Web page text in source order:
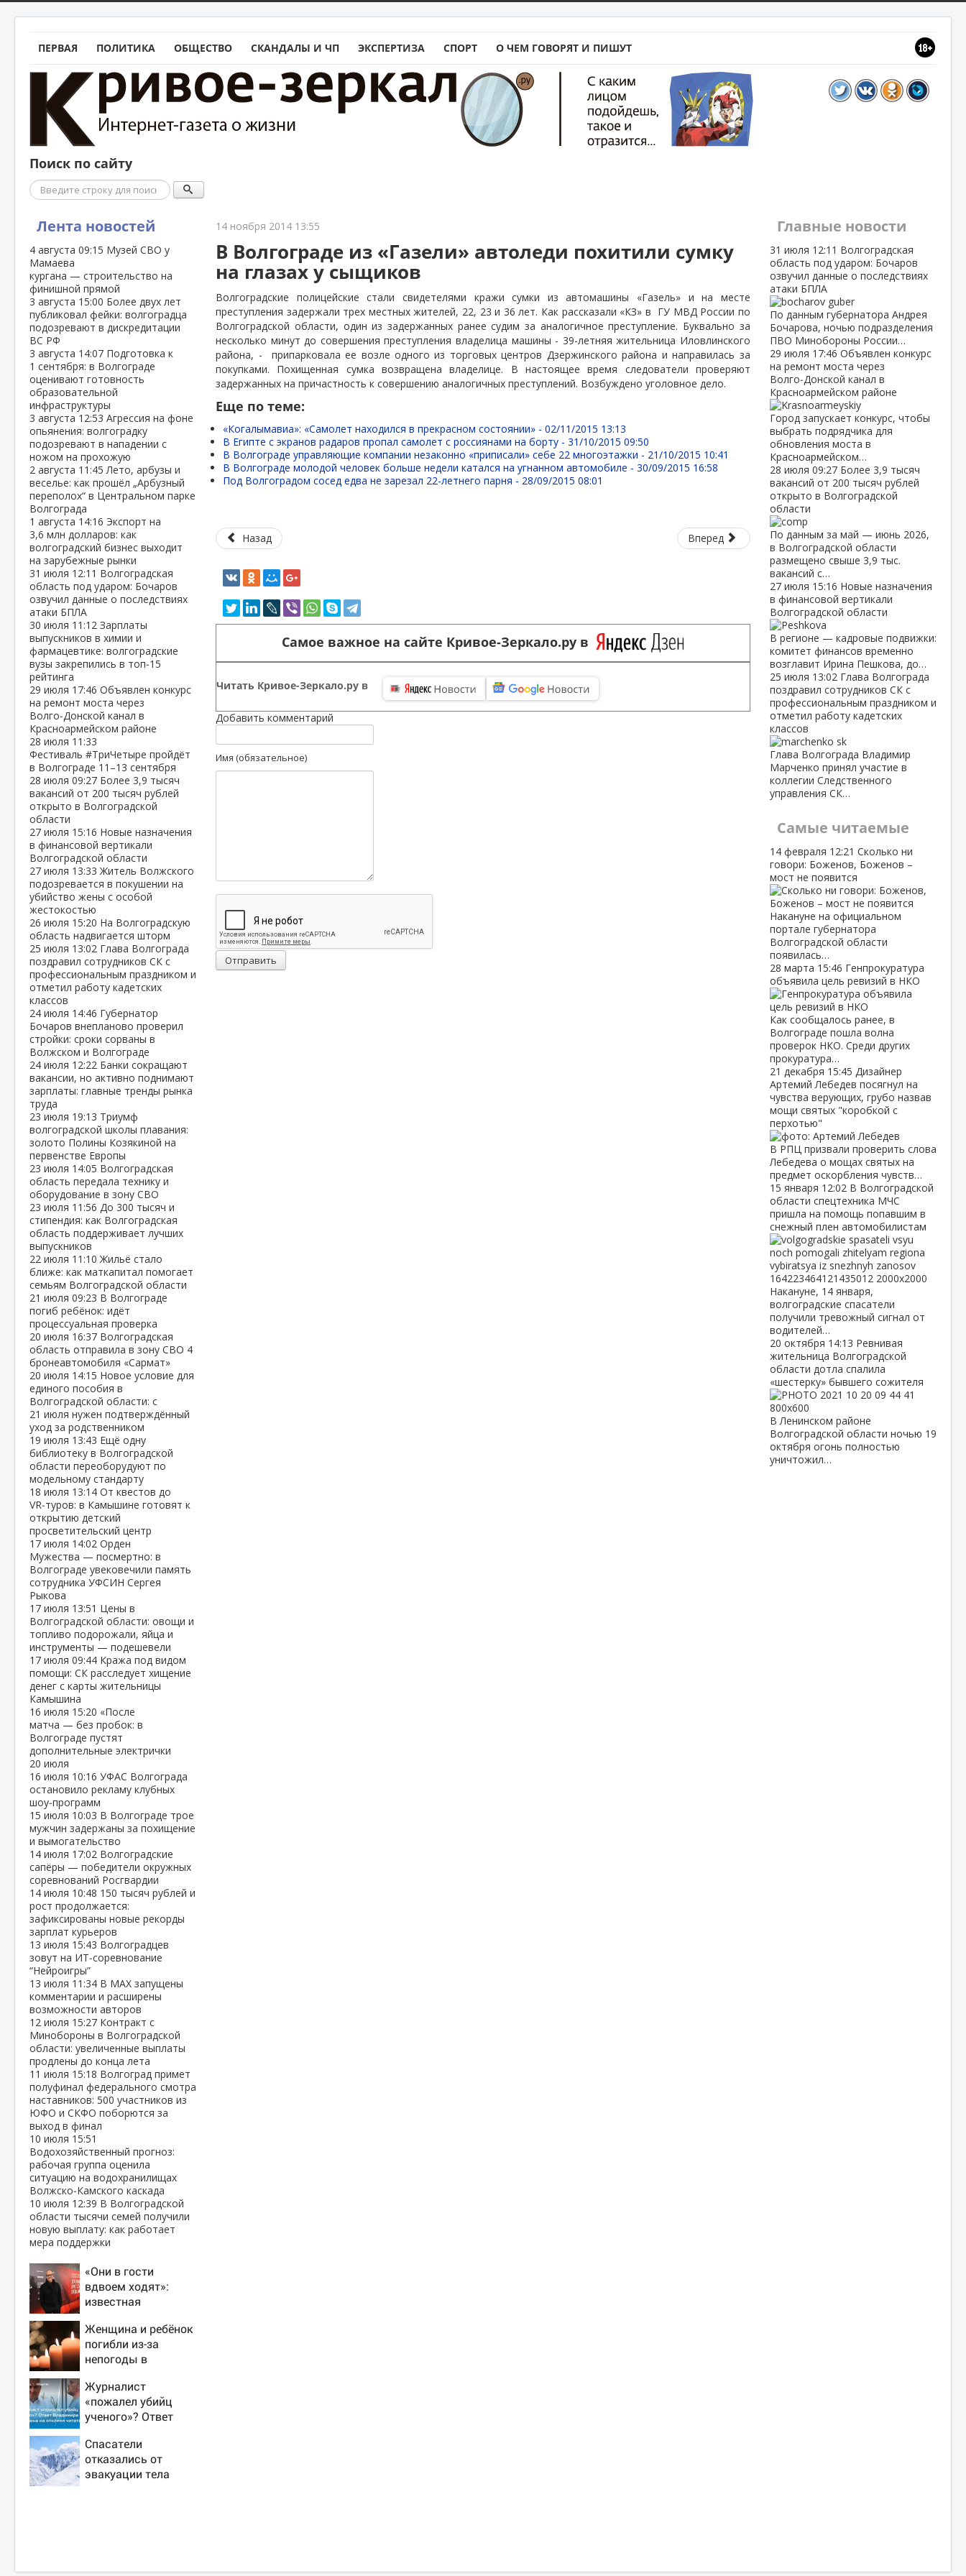
ПЕРВАЯ ПОЛИТИКА ОБЩЕСТВО СКАНДАЛЫ И ЧП ЭКСПЕРТИЗА СПОРТ О ЧЕМ ГОВОРЯТ И ПИШУТ
Поиск по сайту
Поиск
Лента новостей
4 августа 09:15 Музей СВО у
Мамаева
кургана — строительство на
финишной прямой
3 августа 15:00 Более двух лет
публиковал фейки: волгоградца
подозревают в дискредитации
ВС РФ
3 августа 14:07 Подготовка к
1 сентября: в Волгограде
оценивают готовность
образовательной
инфраструктуры
3 августа 12:53 Агрессия на фоне
опьянения: волгоградку
подозревают в нападении с
ножом на прохожую
2 августа 11:45Лето, арбузы и
веселье: как прошёл „Арбузный
переполох“ в Центральном парке
Волгограда
1 августа 14:16 Экспорт на
3,6 млн долларов: как
волгоградский бизнес выходит
на зарубежные рынки
31 июля 12:11 Волгоградская
область под ударом: Бочаров
озвучил данные о последствиях
атаки БПЛА
30 июля 11:12 Зарплаты
выпускников в химии и
фармацевтике: волгоградские
вузы закрепились в топ‑15
рейтинга
29 июля 17:46 Объявлен конкурс
на ремонт моста через
Волго‑Донской канал в
Красноармейском районе
28 июля 11:33
Фестиваль #ТриЧетыре пройдёт
в Волгограде 11–13 сентября
28 июля 09:27 Более 3,9 тысяч
вакансий от 200 тысяч рублей
открыто в Волгоградской
области
27 июля 15:16 Новые назначения
в финансовой вертикали
Волгоградской области
27 июля 13:33Житель Волжского
подозревается в покушении на
убийство жены с особой
жестокостью
26 июля 15:20 На Волгоградскую
область надвигается шторм
25 июля 13:02 Глава Волгограда
поздравил сотрудников СК с
профессиональным праздником и
отметил работу кадетских
классов
24 июля 14:46 Губернатор
Бочаров внепланово проверил
стройки: сроки сорваны в
Волжском и Волгограде
24 июля 12:22 Банки сокращают
вакансии, но активно поднимают
зарплаты: главные тренды рынка
труда
23 июля 19:13 Триумф
волгоградской школы плавания:
золото Полины Козякиной на
первенстве Европы
23 июля 14:05 Волгоградская
область передала технику и
оборудование в зону СВО
23 июля 11:56 До 300 тысяч и
стипендия: как Волгоградская
область поддерживает лучших
выпускников
22 июля 11:10Жильё стало
ближе: как маткапитал помогает
семьям Волгоградской области
21 июля 09:23 В Волгограде
погиб ребёнок: идёт
процессуальная проверка
20 июля 16:37 Волгоградская
область отправила в зону СВО 4
бронеавтомобиля «Сармат»
20 июля 14:15 Новое условие для
единого пособия в
Волгоградской области: с
21 июля нужен подтверждённый
уход за родственником
19 июля 13:43 Ещё одну
библиотеку в Волгоградской
области переоборудуют по
модельному стандарту
18 июля 13:14 От квестов до
VR‑туров: в Камышине готовят к
открытию детский
просветительский центр
17 июля 14:02 Орден
Мужества — посмертно: в
Волгограде увековечили память
сотрудника УФСИН Сергея
Рыкова
17 июля 13:51 Цены в
Волгоградской области: овощи и
топливо подорожали, яйца и
инструменты — подешевели
17 июля 09:44 Кража под видом
помощи: СК расследует хищение
денег с карты жительницы
Камышина
16 июля 15:20 «После
матча — без пробок: в
Волгограде пустят
дополнительные электрички
20 июля
16 июля 10:16 УФАС Волгограда
остановило рекламу клубных
шоу‑программ
15 июля 10:03 В Волгограде трое
мужчин задержаны за похищение
и вымогательство
14 июля 17:02 Волгоградские
сапёры — победители окружных
соревнований Росгвардии
14 июля 10:48 150 тысяч рублей и
рост продолжается:
зафиксированы новые рекорды
зарплат курьеров
13 июля 15:43 Волгоградцев
зовут на ИТ‑соревнование
“Нейроигры”
13 июля 11:34 В МАХ запущены
комментарии и расширены
возможности авторов
12 июля 15:27 Контракт с
Минобороны в Волгоградской
области: увеличенные выплаты
продлены до конца лета
11 июля 15:18 Волгоград примет
полуфинал федерального смотра
наставников: 500 участников из
ЮФО и СКФО поборются за
выход в финал
10 июля 15:51
Водохозяйственный прогноз:
рабочая группа оценила
ситуацию на водохранилищах
Волжско‑Камского каскада
10 июля 12:39 В Волгоградской
области тысячи семей получили
новую выплату: как работает
мера поддержки
«Они в гости
вдвоем ходят»:
известная
подтвердила роман
Бондарчука и
Исаковой
Женщина и ребёнок
погибли из-за
непогоды в
Журналист
«пожалел убийц
ученого»? Ответ
Ворсобина на
отклики читателей
Спасатели
отказались от
эвакуации тела
14 ноября 2014 13:55
В Волгограде из «Газели» автоледи похитили сумку
на глазах у сыщиков
Волгоградские полицейские стали свидетелями кражи сумки из автомашины «Газель» и на месте
преступления задержали трех местных жителей, 22, 23 и 36 лет. Как рассказали «КЗ» в ГУ МВД России по
Волгоградской области, один из задержанных ранее судим за аналогичное преступление. Буквально за
несколько минут до совершения преступления владелица машины - 39-летняя жительница Иловлинского
района, -
припарковала ее возле одного из торговых центров Дзержинского района и направилась за
покупками. Похищенная сумка возвращена владелице. В настоящее время следователи проверяют
задержанных на причастность к совершению аналогичных преступлений. Возбуждено уголовное дело.
Еще по теме:
«Когалымавиа»: «Самолет находился в прекрасном состоянии» -02/11/2015 13:13
В Египте с экранов радаров пропал самолет с россиянами на борту -31/10/2015 09:50
В Волгограде управляющие компании незаконно «приписали» себе 22 многоэтажки - 21/10/2015 10:41
В Волгограде молодой человек больше недели катался на угнанном автомобиле -30/09/2015 16:58
Под Волгоградом сосед едва не зарезал 22-летнего парня - 28/09/2015 08:01
Назад Вперед
Самое важное на сайте Кривое-Зеркало.ру в
Читать Кривое-Зеркало.ру в
Добавить комментарий
Имя (обязательное)
Отправить
Главные новости
31 июля 12:11 Волгоградская
область под ударом: Бочаров
озвучил данные о последствиях
атаки БПЛА
По данным губернатора Андрея
Бочарова, ночью подразделения
ПВО Минобороны России…
29 июля 17:46 Объявлен конкурс
на ремонт моста через
Волго‑Донской канал в
Красноармейском районе
Город запускает конкурс, чтобы
выбрать подрядчика для
обновления моста в
Красноармейском…
28 июля 09:27 Более 3,9 тысяч
вакансий от 200 тысяч рублей
открыто в Волгоградской
области
По данным за май — июнь 2026,
в Волгоградской области
размещено свыше 3,9 тыс.
вакансий с…
27 июля 15:16 Новые назначения
в финансовой вертикали
Волгоградской области
В регионе — кадровые подвижки:
комитет финансов временно
возглавит Ирина Пешкова, до…
25 июля 13:02 Глава Волгограда
поздравил сотрудников СК с
профессиональным праздником и
отметил работу кадетских
классов
Глава Волгограда Владимир
Марченко принял участие в
коллегии Следственного
управления СК…
Самые читаемые
14 февраля 12:21 Сколько ни
говори: Боженов, Боженов –
мост не появится
Накануне на официальном
портале губернатора
Волгоградской области
появилась…
28 марта 15:46 Генпрокуратура
объявила цель ревизий в НКО
Как сообщалось ранее, в
Волгограде пошла волна
проверок НКО. Среди других
прокуратура…
21 декабря 15:45 Дизайнер
Артемий Лебедев посягнул на
чувства верующих, грубо назвав
мощи святых "коробкой с
перхотью"
В РПЦ призвали проверить слова
Лебедева о мощах святых на
предмет оскорбления чувств…
15 января 12:02 В Волгоградской
области спецтехника МЧС
пришла на помощь попавшим в
снежный плен автомобилистам
Накануне, 14 января,
волгоградские спасатели
получили тревожный сигнал от
водителей…
20 октября 14:13 Ревнивая
жительница Волгоградской
области дотла спалила
«шестерку» бывшего сожителя
В Ленинском районе
Волгоградской области ночью 19
октября огонь полностью
уничтожил…